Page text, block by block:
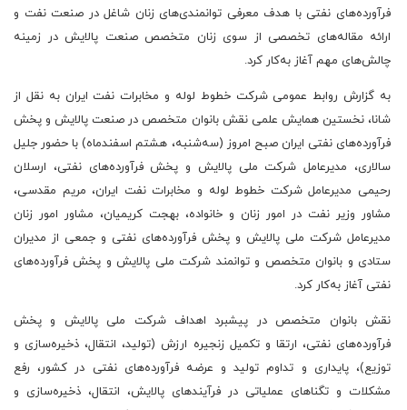
فرآورده‌های نفتی با هدف معرفی توانمندی‌های زنان شاغل در صنعت نفت و
ارائه مقاله‌های تخصصی از سوی زنان متخصص صنعت پالایش در زمینه
چالش‌های مهم آغاز به‌کار کرد.
به گزارش روابط عمومی شرکت خطوط لوله و مخابرات نفت ایران به نقل از
شانا، نخستین همایش علمی نقش بانوان متخصص در صنعت پالایش و پخش
فرآورده‌های نفتی ایران صبح امروز (سه‌شنبه، هشتم اسفندماه) با حضور جلیل
سالاری، مدیرعامل شرکت ملی پالایش و پخش فرآورده‌های نفتی، ارسلان
رحیمی مدیرعامل شرکت خطوط لوله و مخابرات نفت ایران، مریم مقدسی،
مشاور وزیر نفت در امور زنان و خانواده، بهجت کریمیان، مشاور امور زنان
مدیرعامل شرکت ملی پالایش و پخش فرآورده‌های نفتی و جمعی از مدیران
ستادی و بانوان متخصص و توانمند شرکت ملی پالایش و پخش فرآورده‌های
نفتی آغاز به‌کار کرد.
نقش بانوان متخصص در پیشبرد اهداف شرکت ملی پالایش و پخش
فرآورده‌های نفتی، ارتقا و تکمیل زنجیره ارزش (تولید، انتقال، ذخیره‌سازی و
توزیع)، پایداری و تداوم تولید و عرضه فرآورده‌های نفتی در کشور، رفع
مشکلات و تگناهای عملیاتی در فرآیندهای پالایش، انتقال، ذخیره‌سازی و